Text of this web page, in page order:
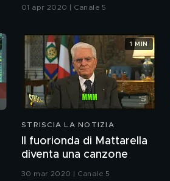
01 apr 2020 | Canale 5
STRISCIA LA NOTIZIA
Il fuorionda di Mattarella
diventa una canzone
30 mar 2020 | Canale 5
1 MIN